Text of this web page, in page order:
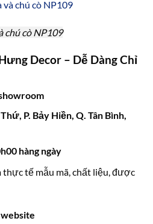
chú cò NP109
Decor – Dễ Dàng Chỉ
P. Bảy Hiền, Q. Tân Bình,
hàng ngày
thực tế mẫu mã, chất liệu, được